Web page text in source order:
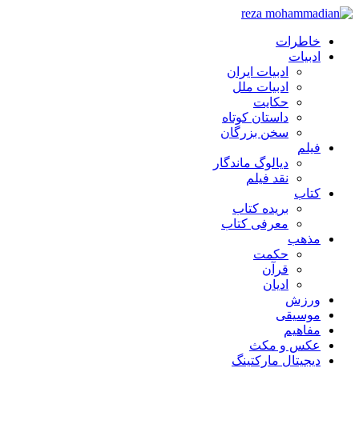
خاطرات
ادبیات
ادبیات ایران
ادبیات ملل
حکایت
داستان کوتاه
سخن بزرگان
فیلم
دیالوگ ماندگار
نقد فیلم
کتاب
بریده کتاب
معرفی کتاب
مذهب
حکمت
قرآن
ادیان
ورزش
موسیقی
مفاهیم
عکس و مکث
دیجیتال مارکتینگ